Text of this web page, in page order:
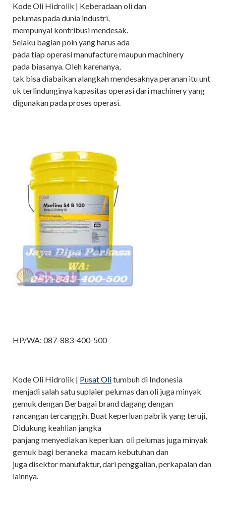
Kode Oli Hidrolik | Keberadaan oli dan
pelumas pada dunia industri,
mempunyai kontribusi mendesak.
Selaku bagian poin yang harus ada
pada tiap operasi manufacture maupun machinery
pada biasanya. Oleh karenanya,
tak bisa diabaikan alangkah mendesaknya peranan itu unt
uk terlindunginya kapasitas operasi dari machinery yang
digunakan pada proses operasi.
HP/WA: 087-883-400-500
Kode Oli Hidrolik | Pusat Olitumbuh di Indonesia
menjadi salah satu suplaier pelumas dan oli juga minyak
gemuk dengan Berbagai brand dagang dengan
rancangan tercanggih. Buat keperluan pabrik yang teruji,
Didukung keahlian jangka
panjang menyediakan keperluan oli pelumas juga minyak
gemuk bagi beraneka macam kebutuhan dan
juga disektor manufaktur, dari penggalian, perkapalan dan
lainnya.